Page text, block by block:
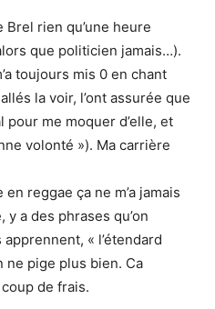
rien qu’une heure
que politicien jamais…).
toujours mis 0 en chant
la voir, l’ont assurée que
pour me moquer d’elle, et
volonté »). Ma carrière
reggae ça ne m’a jamais
a des phrases qu’on
« l’étendard
ne pige plus bien. Ca
de frais.